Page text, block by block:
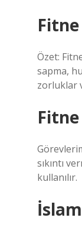
Özet:
sapma,
zorluklar
sıkıntı
kullanılır.